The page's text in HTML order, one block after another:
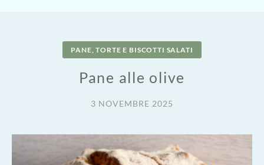
PANE, TORTE E BISCOTTI SALATI
Pane alle olive
3 NOVEMBRE 2025